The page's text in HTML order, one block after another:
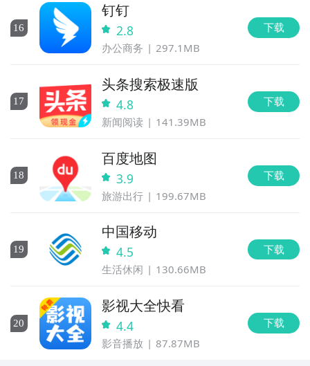
16
钉钉
2.8
办公商务 297.1MB
下载
17
头条搜索极速版
4.8
新闻阅读 141.39MB
下载
18
百度地图
3.9
旅游出行 199.67MB
下载
19
中国移动
4.5
生活休闲 130.66MB
下载
20
影视大全快看
4.4
影音播放 87.87MB
下载